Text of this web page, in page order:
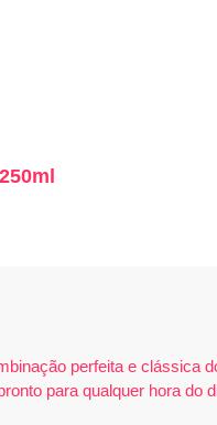
perfeita e clássica
para qualquer hora do